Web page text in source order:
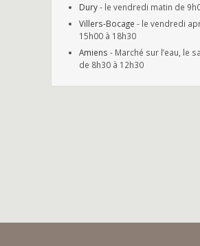
Dury- le vendredi matin de
Villers-Bocage - le vendredi
15h00 à 18h30
Amiens - Marché sur l’eau, le
de 8h30 à 12h30